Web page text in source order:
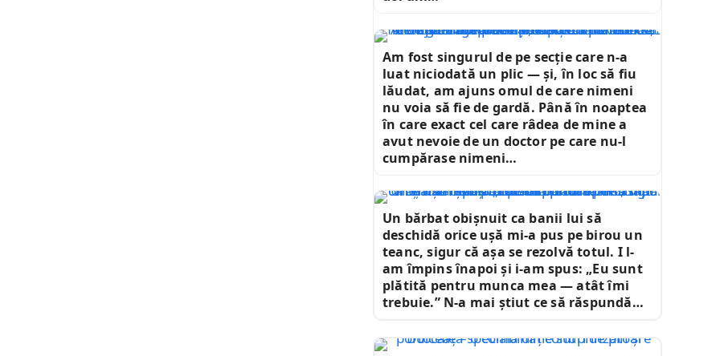
Am fost singurul de pe secție care n-a
luat niciodată un plic — și, în loc să fiu
lăudat, am ajuns omul de care nimeni
nu voia să fie de gardă. Până în noaptea
în care exact cel care râdea de mine a
avut nevoie de un doctor pe care nu-l
cumpărase nimeni…
Un bărbat obișnuit ca banii lui să
deschidă orice ușă mi-a pus pe birou un
teanc, sigur că așa se rezolvă totul. I l-
am împins înapoi și i-am spus: „Eu sunt
plătită pentru munca mea — atât îmi
trebuie.” N-a mai știut ce să răspundă…